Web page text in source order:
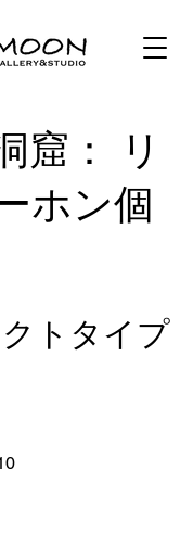
窟： リ
ホン個
トタイプ